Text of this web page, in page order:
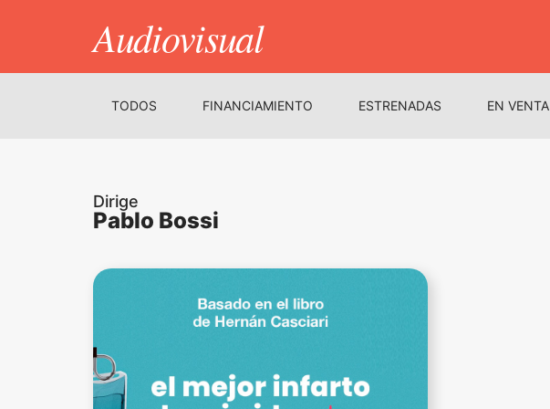
Audiovisual
TODOS FINANCIAMIENTO ESTRENADAS EN VENTA
Dirige
Pablo Bossi